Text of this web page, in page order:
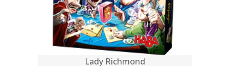
Lady Richmond